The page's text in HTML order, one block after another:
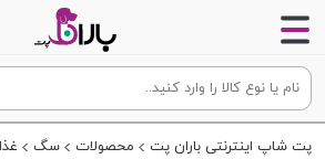
پت شاپ اینترنتی باران پت محصولات سگ